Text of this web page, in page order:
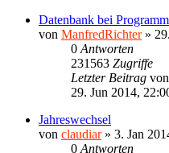
Datenbank bei
von ManfredRichter»
0 Antworten
231563 Zugriffe
Letzter Beitrag von
29. Jun 2014,
Jahreswechsel
von claudiar» 3. Jan
0 Antworten